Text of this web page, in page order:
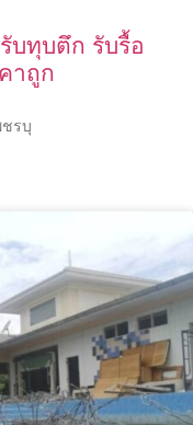
บทุบตึก รับรื้อ
าถูก
ชรบุ